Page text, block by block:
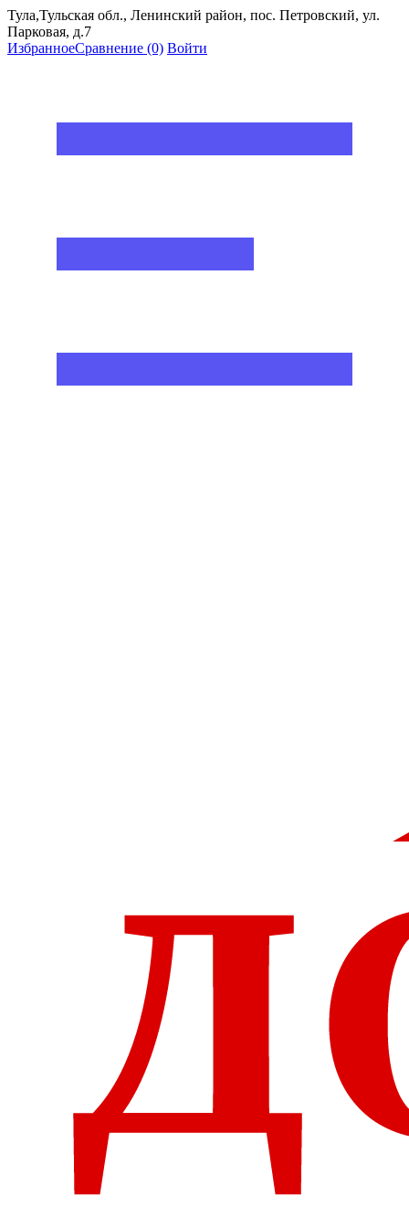
Тула,Тульская обл., Ленинский район, пос. Петровский, ул.
Парковая, д.7
ИзбранноеСравнение (0) Войти